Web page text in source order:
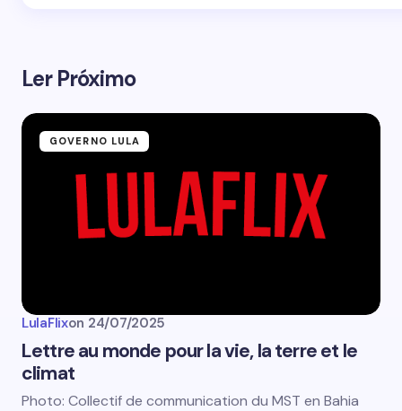
Ler Próximo
GOVERNO LULA
LulaFlixon 24/07/2025
Lettre au monde pour la vie, la terre et le
climat
Photo: Collectif de communication du MST en Bahia